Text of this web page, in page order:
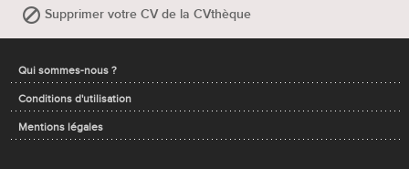
Supprimer votre CV de la CVthèque
Qui sommes-nous ?
Conditions d'utilisation
Mentions légales